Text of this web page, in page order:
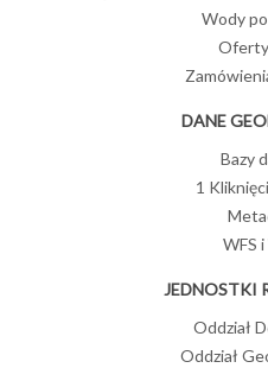
Wody
DANE
Bazy
1
WFS
JEDNOSTKI
Oddział
Oddział